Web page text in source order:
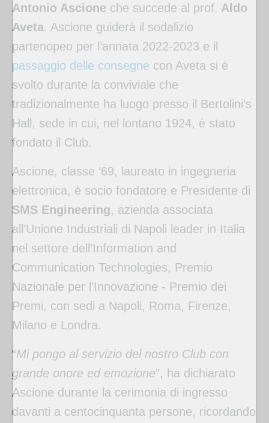
Antonio Ascione che succede al prof. Aldo
Aveta. Ascione guiderà il sodalizio
partenopeo per l’annata 2022-2023 e il
passaggio delle consegne con Aveta si è
svolto durante la conviviale che
tradizionalmente ha luogo presso il Bertolini’s
Hall, sede in cui, nel lontano 1924, è stato
fondato il Club.
Ascione, classe ‘69, laureato in ingegneria
elettronica, è socio fondatore e Presidente di
SMS Engineering, azienda associata
all’Unione Industriali di Napoli leader in Italia
nel settore dell’Information and
Communication Technologies, Premio
Nazionale per l’Innovazione - Premio dei
Premi, con sedi a Napoli, Roma, Firenze,
Milano e Londra.
“Mi pongo al servizio del nostro Club con
grande onore ed emozione”, ha dichiarato
Ascione durante la cerimonia di ingresso
davanti a centocinquanta persone, ricordando